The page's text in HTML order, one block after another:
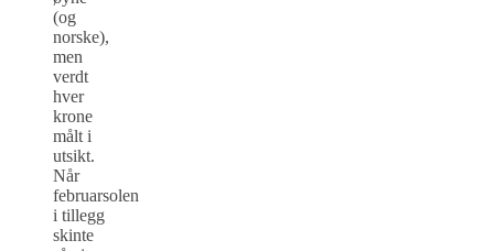
(og
norske),
men
verdt
hver
krone
målt i
utsikt.
Når
februarsolen
i tillegg
skinte